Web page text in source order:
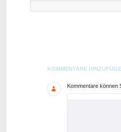
Blogs
KOMMENTARE
Kommentare können